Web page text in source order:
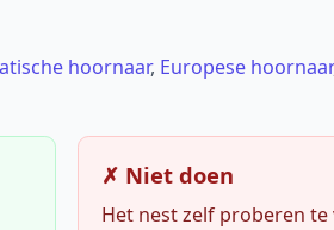
hoornaar, Europese hoornaar
✗ Niet doen
Het nest zelf proberen